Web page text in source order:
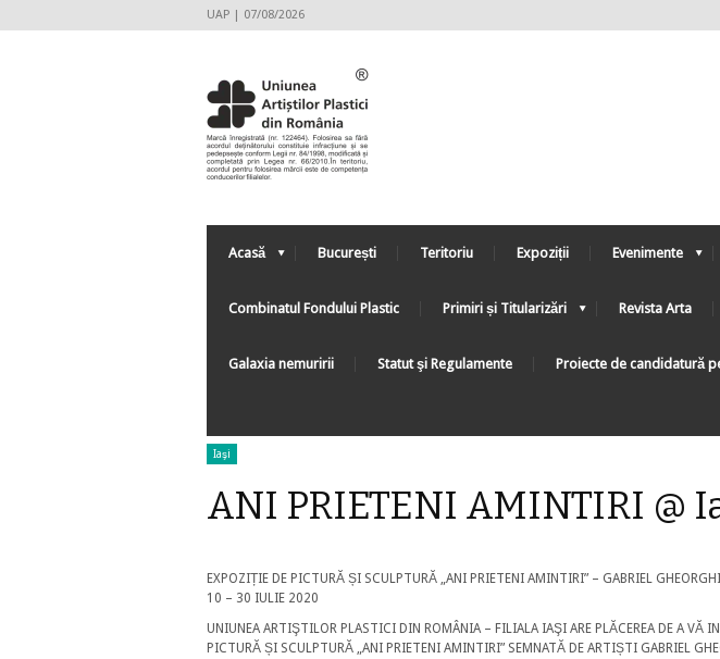
UAP | 07/08/2026
Acasă București Teritoriu Expoziții Evenimente
Combinatul Fondului Plastic Primiri și Titularizări Revista Arta
Galaxia nemuririi Statut şi Regulamente Proiecte de candidatură
Iaşi
ANI PRIETENI AMINTIRI @
EXPOZIȚIE DE PICTURĂ ȘI SCULPTURĂ „ANI PRIETENI AMINTIRI” – GABRIEL
10 – 30 IULIE 2020
UNIUNEA ARTIŞTILOR PLASTICI DIN ROMÂNIA – FILIALA IAŞI ARE PLĂCEREA DE A VĂ
PICTURĂ ȘI SCULPTURĂ „ANI PRIETENI AMINTIRI” SEMNATĂ DE ARTIȘTI GABRIEL